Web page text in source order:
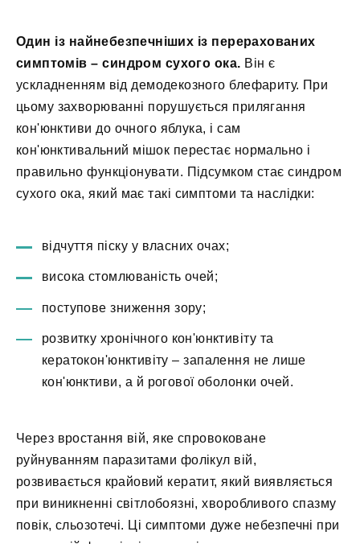
Один із найнебезпечніших із перерахованих
симптомів – синдром сухого ока. Він є
ускладненням від демодекозного блефариту. При
цьому захворюванні порушується прилягання
кон'юнктиви до очного яблука, і сам
кон'юнктивальний мішок перестає нормально і
правильно функціонувати. Підсумком стає синдром
сухого ока, який має такі симптоми та наслідки:
відчуття піску у власних очах;
висока стомлюваність очей;
поступове зниження зору;
розвитку хронічного кон'юнктивіту та
кератокон'юнктивіту – запалення не лише
кон'юнктиви, а й рогової оболонки очей.
Через вростання вій, яке спровоковане
руйнуванням паразитами фолікул вій,
розвивається крайовий кератит, який виявляється
при виникненні світлобоязні, хворобливого спазму
повік, сльозотечі. Ці симптоми дуже небезпечні при